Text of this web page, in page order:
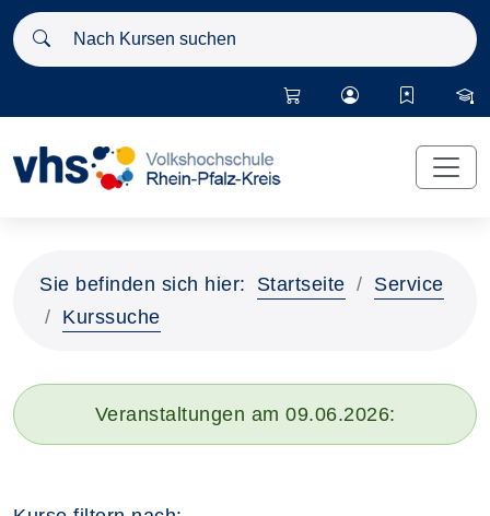
Nach Kursen suchen
Sie befinden sich hier: Startseite
Service
Kurssuche
Veranstaltungen am 09.06.2026: